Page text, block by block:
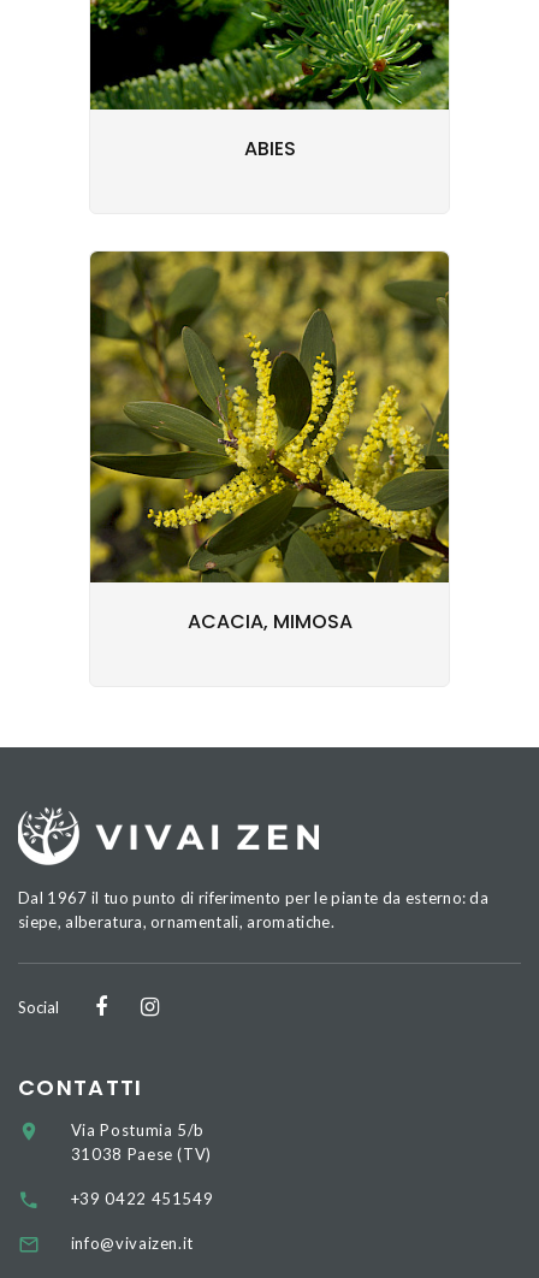
ABIES
ACACIA, MIMOSA
Dal 1967 il tuo punto di riferimento per le piante da esterno: da
siepe, alberatura, ornamentali, aromatiche.
Social
CONTATTI
Via Postumia 5/b
31038 Paese (TV)
+39 0422 451549
info@vivaizen.it